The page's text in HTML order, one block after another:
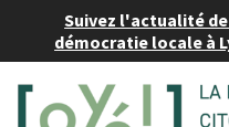
Suivez l'actualité
démocratie locale à